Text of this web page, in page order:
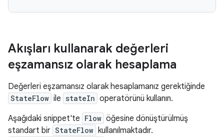
Akışları kullanarak değerleri
eşzamansız olarak hesaplama
Değerleri eşzamansız olarak hesaplamanız gerektiğinde
StateFlow ile stateIn operatörünü kullanın.
Aşağıdaki snippet'te Flow öğesine dönüştürülmüş
standart bir StateFlow kullanılmaktadır.